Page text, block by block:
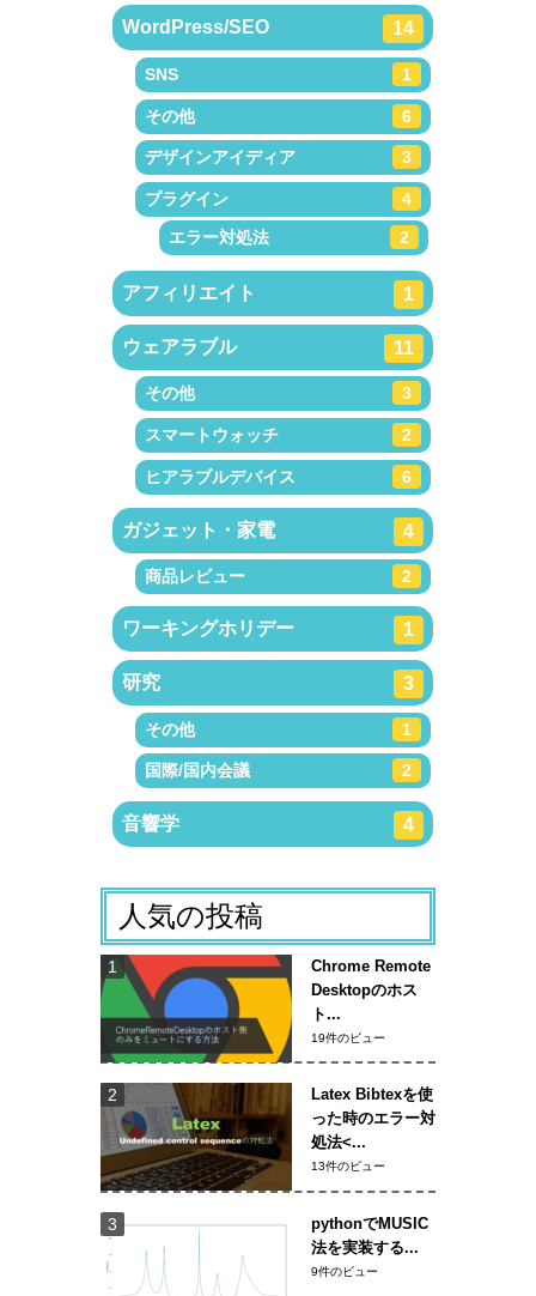
WordPress/SEO 14
SNS 1
その他 6
デザインアイディア 3
プラグイン
4
エラー対処法
2
アフィリエイト 1
ウェアラブル 11
その他 3
スマートウォッチ 2
ヒアラブルデバイス 6
ガジェット・家電 4
商品レビュー 2
ワーキングホリデー 1
研究 3
その他 1
国際/国内会議 2
音響学 4
人気の投稿
Chrome Remote
Desktopのホス
ト...
19件のビュー
Latex Bibtexを使
った時のエラー対
処法<...
13件のビュー
pythonでMUSIC
法を実装する...
9件のビュー